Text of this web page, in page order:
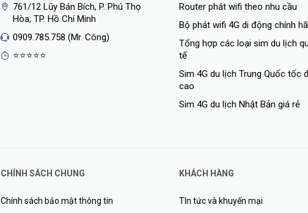
761/12 Lũy Bán Bích, P. Phú Thọ
Hòa, TP. Hồ Chí Minh
0909.785.758 (Mr. Công)
⭐⭐⭐⭐⭐
Router phát wifi theo nhu cầu
Bộ phát wifi 4G di động chính
Tổng hợp các loại sim du lịch
tế
Sim 4G du lịch Trung Quốc tốc
cao
Sim 4G du lịch Nhật Bản giá rẻ
CHÍNH SÁCH CHUNG
Chính sách bảo mật thông tin
KHÁCH HÀNG
TIn tức và khuyến mại